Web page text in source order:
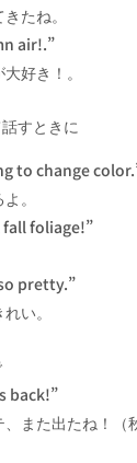
たね。
air!.”
好き！。
すときに
to change
。
foliage!”
pretty.”
い。
back!”
また出たね！（